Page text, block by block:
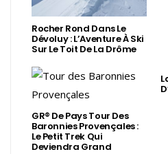
Rocher Rond Dans Le
Dévoluy : L’Aventure À Ski
Sur Le Toit De La Drôme
GR® De Pays Tour Des
Baronnies Provençales :
Le Petit Trek Qui
Deviendra Grand